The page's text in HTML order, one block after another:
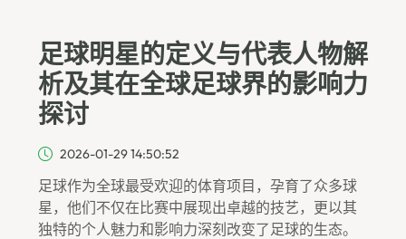
足球明星的定义与代表人物解
析及其在全球足球界的影响力
探讨
2026-01-29 14:50:52
足球作为全球最受欢迎的体育项目，孕育了众多球
星，他们不仅在比赛中展现出卓越的技艺，更以其
独特的个人魅力和影响力深刻改变了足球的生态。